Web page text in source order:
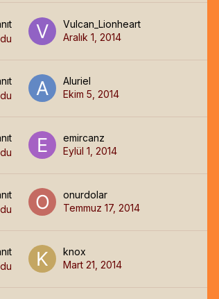
Vulcan_Lionheart
Aralık 1, 2014
Aluriel
Ekim 5, 2014
emircanz
Eylül 1, 2014
onurdolar
Temmuz 17, 2014
knox
Mart 21, 2014